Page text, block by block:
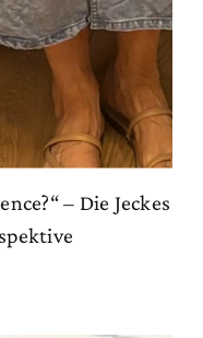
– Die Jeckes